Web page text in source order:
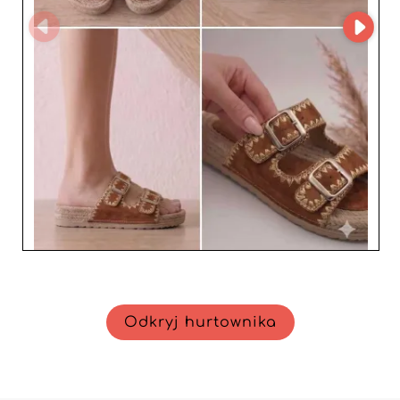
Odkryj hurtownika